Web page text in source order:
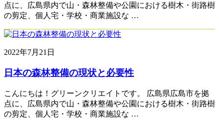
点に、広島県内で山・森林整備や公園における樹木・街路樹
の剪定、個人宅・学校・商業施設な …
2022年7月21日
日本の森林整備の現状と必要性
こんにちは！グリーンクリエイトです。 広島県広島市を拠
点に、広島県内で山・森林整備や公園における樹木・街路樹
の剪定、個人宅・学校・商業施設な …